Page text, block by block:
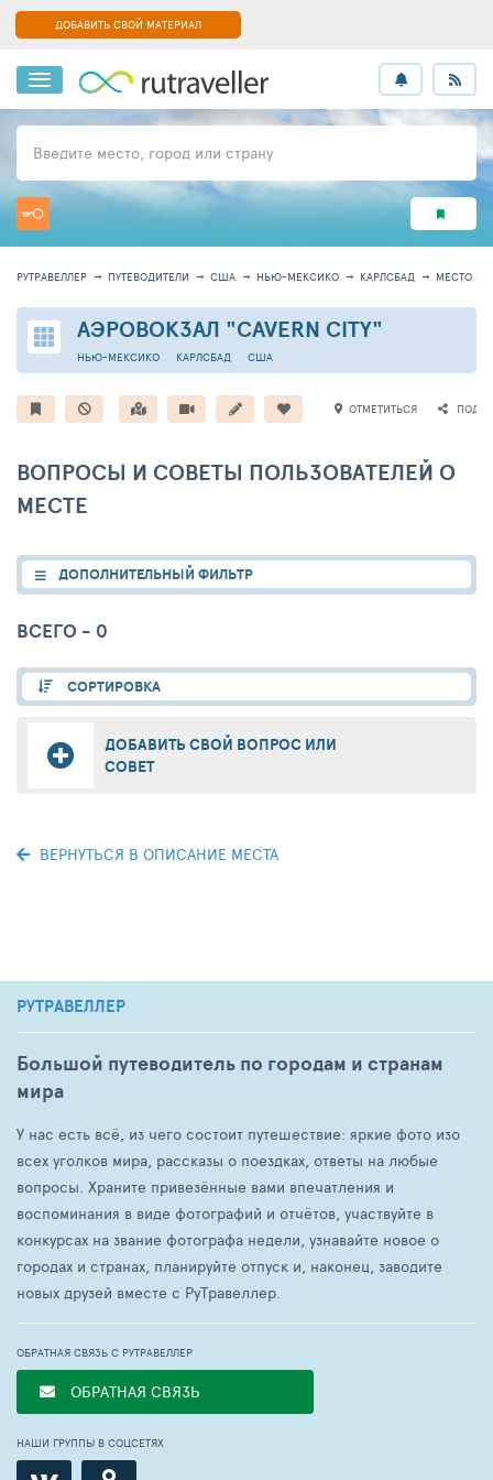
ДОБАВИТЬ СВОЙ МАТЕРИАЛ
Введите место, город или страну
РУТРАВЕЛЛЕР ПУТЕВОДИТЕЛИ США НЬЮ-МЕКСИКО КАРЛСБАД МЕСТО
АЭРОВОКЗАЛ "CAVERN CITY"
США
НЬЮ-МЕКСИКО КАРЛСБАД
ОТМЕТИТЬСЯ
ВОПРОСЫ И СОВЕТЫ ПОЛЬЗОВАТЕЛЕЙ О
МЕСТЕ
ДОПОЛНИТЕЛЬНЫЙ ФИЛЬТР
ВСЕГО - 0
СОРТИРОВКА
ДОБАВИТЬ СВОЙ ВОПРОС ИЛИ
СОВЕТ
ВЕРНУТЬСЯ В ОПИСАНИЕ МЕСТА
РУТРАВЕЛЛЕР
Большой путеводитель по городам и странам
мира
У нас есть всё, из чего состоит путешествие: яркие фото изо
всех уголков мира, рассказы о поездках, ответы на любые
вопросы. Храните привезённые вами впечатления и
воспоминания в виде фотографий и отчётов, участвуйте в
конкурсах на звание фотографа недели, узнавайте новое о
городах и странах, планируйте отпуск и, наконец, заводите
новых друзей вместе с РуТравеллер.
ОБРАТНАЯ СВЯЗЬ С РУТРАВЕЛЛЕР
ОБРАТНАЯ СВЯЗЬ
НАШИ ГРУППЫ В СОЦСЕТЯХ